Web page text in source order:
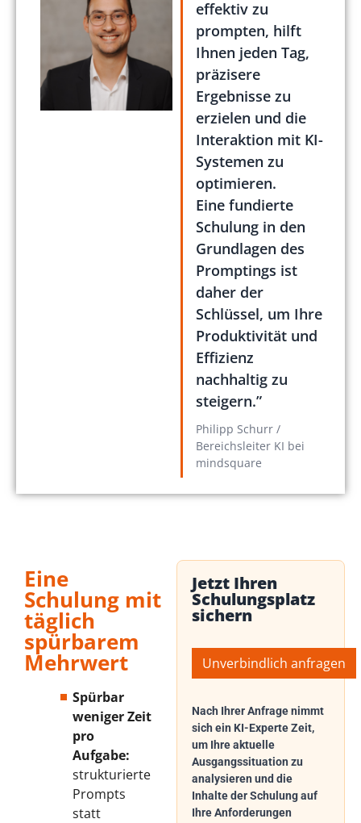
effektiv zu
prompten, hilft
Ihnen jeden Tag,
präzisere
Ergebnisse zu
erzielen und die
Interaktion mit KI-
Systemen zu
optimieren.
Eine fundierte
Schulung in den
Grundlagen des
Promptings ist
daher der
Schlüssel, um Ihre
Produktivität und
Effizienz
nachhaltig zu
steigern.”
Philipp Schurr /
Bereichsleiter KI bei
mindsquare
Eine
Schulung mit
täglich
spürbarem
Mehrwert
Spürbar
weniger Zeit
pro
Aufgabe:
strukturierte
Prompts
statt
Jetzt Ihren
Schulungsplatz
sichern
Unverbindlich anfragen
Nach Ihrer Anfrage nimmt
sich ein KI-Experte Zeit,
um Ihre aktuelle
Ausgangssituation zu
analysieren und die
Inhalte der Schulung auf
Ihre Anforderungen